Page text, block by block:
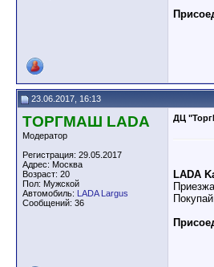
23.06.2017, 16:13
ТОРГМАШ LADA
Модератор
Регистрация: 29.05.2017
Адрес: Москва
Возраст: 20
Пол: Мужской
Автомобиль: LADA Largus
Сообщений: 36
ДЦ
LADA